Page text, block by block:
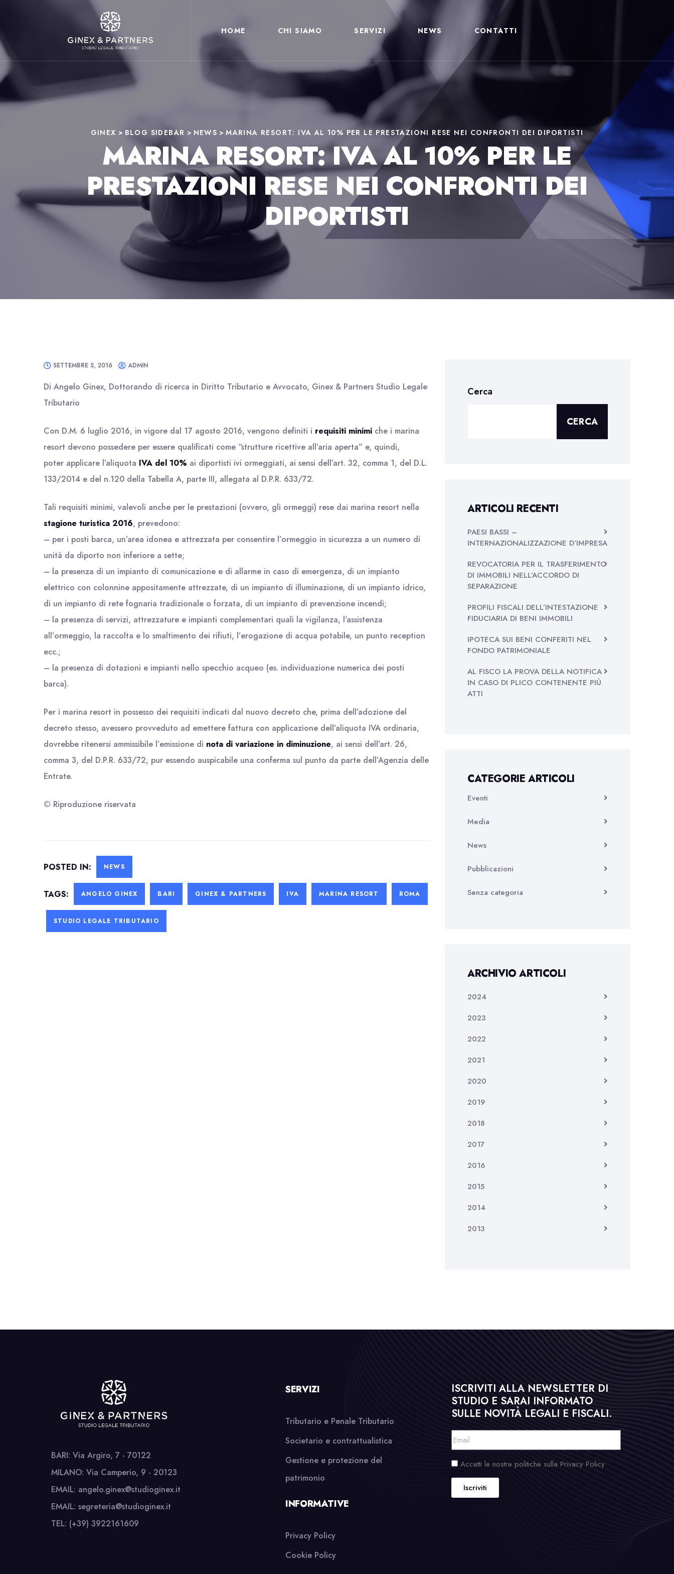
HOME CHI SIAMO SERVIZI NEWS CONTATTI
GINEX > BLOG SIDEBAR > NEWS >MARINA RESORT: IVA AL 10% PER LE PRESTAZIONI RESE NEI CONFRONTI DEI DIPORTISTI
MARINA RESORT: IVA AL 10% PER LE
PRESTAZIONI RESE NEI CONFRONTI DEI
DIPORTISTI
SETTEMBRE 5, 2016 ADMIN
Di Angelo Ginex, Dottorando di ricerca in Diritto Tributario e Avvocato, Ginex & Partners Studio Legale
Tributario
Con D.M. 6 luglio 2016, in vigore dal 17 agosto 2016, vengono definiti i requisiti minimi che i marina
resort devono possedere per essere qualificati come “strutture ricettive all’aria aperta” e, quindi,
poter applicare l’aliquota IVA del 10% ai diportisti ivi ormeggiati, ai sensi dell’art. 32, comma 1, del D.L.
133/2014 e del n.120 della Tabella A, parte III, allegata al D.P.R. 633/72.
Tali requisiti minimi, valevoli anche per le prestazioni (ovvero, gli ormeggi) rese dai marina resort nella
stagione turistica 2016, prevedono:
– per i posti barca, un’area idonea e attrezzata per consentire l’ormeggio in sicurezza a un numero di
unità da diporto non inferiore a sette;
– la presenza di un impianto di comunicazione e di allarme in caso di emergenza, di un impianto
elettrico con colonnine appositamente attrezzate, di un impianto di illuminazione, di un impianto idrico,
di un impianto di rete fognaria tradizionale o forzata, di un impianto di prevenzione incendi;
– la presenza di servizi, attrezzature e impianti complementari quali la vigilanza, l’assistenza
all’ormeggio, la raccolta e lo smaltimento dei rifiuti, l’erogazione di acqua potabile, un punto reception
ecc.;
– la presenza di dotazioni e impianti nello specchio acqueo (es. individuazione numerica dei posti
barca).
Per i marina resort in possesso dei requisiti indicati dal nuovo decreto che, prima dell’adozione del
decreto stesso, avessero provveduto ad emettere fattura con applicazione dell’aliquota IVA ordinaria,
dovrebbe ritenersi ammissibile l’emissione di nota di variazione in diminuzione, ai sensi dell’art. 26,
comma 3, del D.P.R. 633/72, pur essendo auspicabile una conferma sul punto da parte dell’Agenzia delle
Entrate.
© Riproduzione riservata
POSTED IN: NEWS
TAGS: ANGELO GINEX BARI GINEX & PARTNERS IVA MARINA RESORT ROMA
STUDIO LEGALE TRIBUTARIO
Cerca
CERCA
ARTICOLI RECENTI
PAESI BASSI –
INTERNAZIONALIZZAZIONE D’IMPRESA
REVOCATORIA PER IL TRASFERIMENTO
DI IMMOBILI NELL’ACCORDO DI
SEPARAZIONE
PROFILI FISCALI DELL’INTESTAZIONE
FIDUCIARIA DI BENI IMMOBILI
IPOTECA SUI BENI CONFERITI NEL
FONDO PATRIMONIALE
AL FISCO LA PROVA DELLA NOTIFICA
IN CASO DI PLICO CONTENENTE PIÙ
ATTI
CATEGORIE ARTICOLI
Eventi
Media
News
Pubblicazioni
Senza categoria
ARCHIVIO ARTICOLI
2024
2023
2022
2021
2020
2019
2018
2017
2016
2015
2014
2013
BARI: Via Argiro, 7 - 70122
MILANO: Via Camperio, 9 - 20123
EMAIL: angelo.ginex@studioginex.it
EMAIL: segreteria@studioginex.it
TEL: (+39) 3922161609
SERVIZI
Tributario e Penale Tributario
Societario e contrattualistica
Gestione e protezione del
patrimonio
INFORMATIVE
Privacy Policy
Cookie Policy
ISCRIVITI ALLA NEWSLETTER DI
STUDIO E SARAI INFORMATO
SULLE NOVITÀ LEGALI E FISCALI.
Accetti le nostre politiche sulla Privacy Policy
Iscriviti